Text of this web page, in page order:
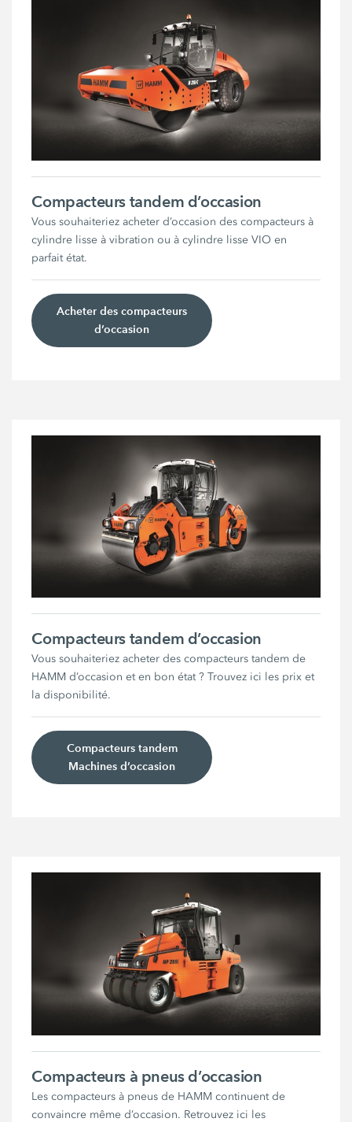
Compacteurs tandem d’occasion
Vous souhaiteriez acheter d’occasion des compacteurs à
cylindre lisse à vibration ou à cylindre lisse VIO en
parfait état.
Acheter des compacteurs
d’occasion
Compacteurs tandem d’occasion
Vous souhaiteriez acheter des compacteurs tandem de
HAMM d’occasion et en bon état ? Trouvez ici les prix et
la disponibilité.
Compacteurs tandem
Machines d’occasion
Compacteurs à pneus d’occasion
Les compacteurs à pneus de HAMM continuent de
convaincre même d’occasion. Retrouvez ici les